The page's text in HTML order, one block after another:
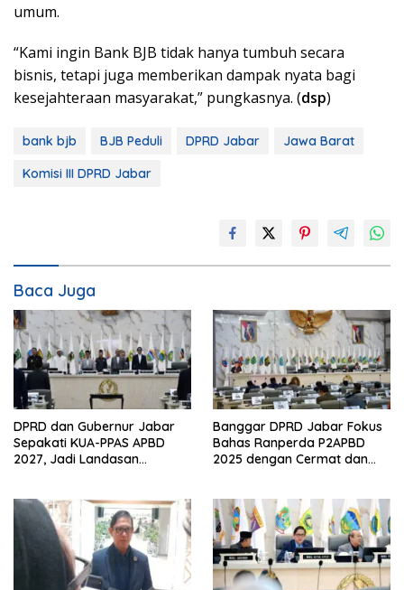
umum.
“Kami ingin Bank BJB tidak hanya tumbuh secara
bisnis, tetapi juga memberikan dampak nyata bagi
kesejahteraan masyarakat,” pungkasnya. (dsp)
bank bjb BJB Peduli DPRD Jabar
Jawa Barat
Komisi III DPRD Jabar
Baca Juga
DPRD dan Gubernur Jabar
Sepakati KUA-PPAS APBD
2027, Jadi Landasan
Banggar DPRD Jabar Fokus
Bahas Ranperda P2APBD
2025 dengan Cermat dan